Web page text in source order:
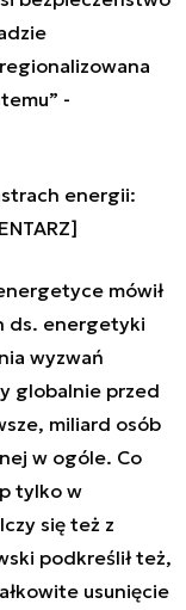
-
energii:
mówił
ds. energetyki
wyzwań
globalnie przed
miliard osób
w ogóle. Co
tylko w
się też z
podkreślił też,
usunięcie